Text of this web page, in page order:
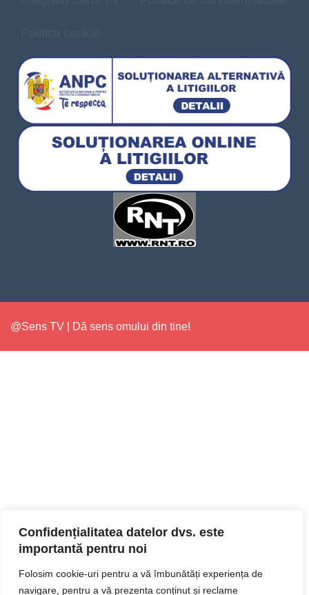
Confidențialitatea datelor dvs. este
importantă pentru noi
Folosim cookie-uri pentru a vă îmbunătăți experiența de
navigare, pentru a vă prezenta conținut și reclame
@Sens TV | Dă sens omului din tine!